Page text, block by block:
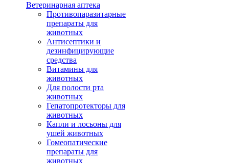
Ветеринарная аптека
Противопаразитарные
препараты для
животных
Антисептики и
дезинфицирующие
средства
Витамины для
животных
Для полости рта
животных
Гепатопротекторы для
животных
Капли и лосьоны для
ушей животных
Гомеопатические
препараты для
животных